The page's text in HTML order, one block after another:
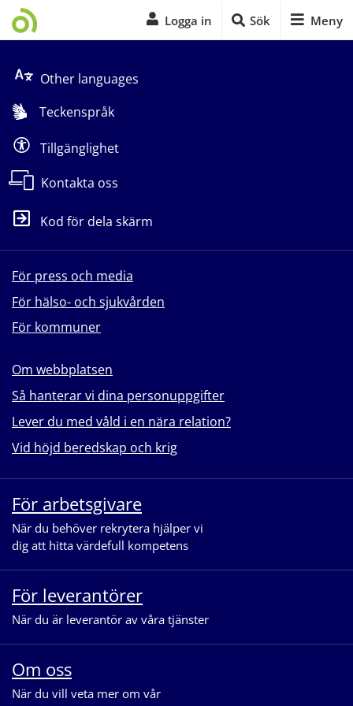
Logga in Sök Meny
Other languages
Teckenspråk
Tillgänglighet
Kontakta oss
Kod för dela skärm
För press och media
För hälso- och sjukvården
För kommuner
Om webbplatsen
Så hanterar vi dina personuppgifter
Lever du med våld i en nära relation?
Vid höjd beredskap och krig
För arbetsgivare
När du behöver rekrytera hjälper vi
dig att hitta värdefull kompetens
För leverantörer
När du är leverantör av våra tjänster
Om oss
När du vill veta mer om vår